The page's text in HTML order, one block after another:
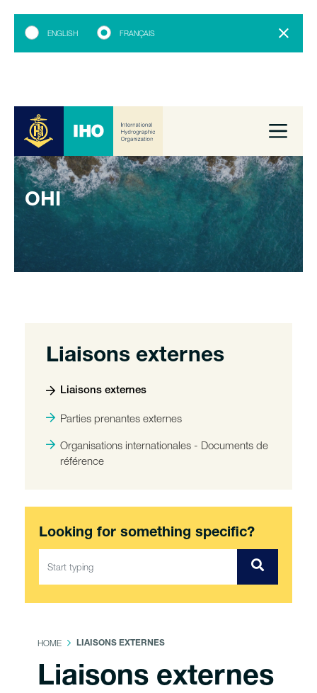
ENGLISH FRANÇAIS
OHI
Liaisons externes
Liaisons externes
Parties prenantes externes
Organisations internationales - Documents de
référence
Looking for something specific?
HOME LIAISONS EXTERNES
Liaisons externes